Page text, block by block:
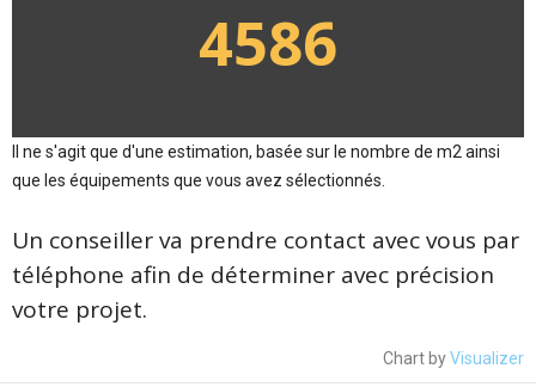
4586
Il ne s'agit que d'une estimation, basée sur le nombre de m2 ainsi
que les équipements que vous avez sélectionnés.
Un conseiller va prendre contact avec vous par
téléphone afin de déterminer avec précision
votre projet.
Chart byVisualizer